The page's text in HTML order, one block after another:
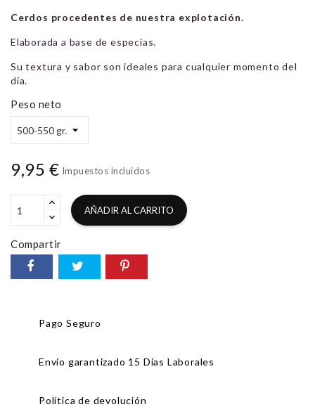
Cerdos procedentes de nuestra explotación.
Elaborada a base de especias.
Su textura y sabor son ideales para cualquier momento del
día.
Peso neto
9,95 € Impuestos incluidos
AÑADIR AL CARRITO
Compartir
Pago Seguro
Envío garantizado 15 Días Laborales
Política de devolución